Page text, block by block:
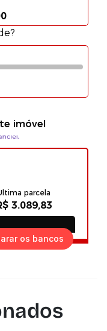
os bancos